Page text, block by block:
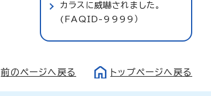
カラスに威嚇されました。
(FAQID-9999）
前のページへ戻る トップページへ戻る